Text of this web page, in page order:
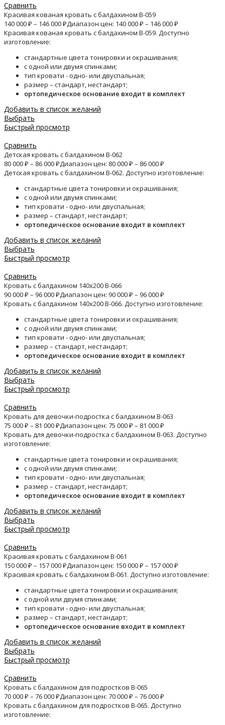
Сравнить
Красивая кованая кровать с балдахином B-059
140 000₽ – 146 000₽Диапазон цен: 140 000 ₽ – 146 000 ₽
Красивая кованая кровать с балдахином B-059. Доступно
изготовление:
стандартные цвета тонировки и окрашивания;
с одной или двумя спинками;
тип кровати - одно- или двуспальная;
размер – стандарт, нестандарт;
ортопедическое основание входит в комплект
Добавить в список желаний
Выбрать
Быстрый просмотр
Сравнить
Детская кровать с балдахином B-062
80 000₽ – 86 000₽Диапазон цен: 80 000 ₽ – 86 000 ₽
Детская кровать с балдахином B-062. Доступно изготовление:
стандартные цвета тонировки и окрашивания;
с одной или двумя спинками;
тип кровати - одно- или двуспальная;
размер – стандарт, нестандарт;
ортопедическое основание входит в комплект
Добавить в список желаний
Выбрать
Быстрый просмотр
Сравнить
Кровать с балдахином 140х200 B-066
90 000₽ – 96 000₽Диапазон цен: 90 000 ₽ – 96 000 ₽
Кровать с балдахином 140х200 B-066. Доступно изготовление:
стандартные цвета тонировки и окрашивания;
с одной или двумя спинками;
тип кровати - одно- или двуспальная;
размер – стандарт, нестандарт;
ортопедическое основание входит в комплект
Добавить в список желаний
Выбрать
Быстрый просмотр
Сравнить
Кровать для девочки-подростка с балдахином B-063
75 000₽ – 81 000₽Диапазон цен: 75 000 ₽ – 81 000 ₽
Кровать для девочки-подростка с балдахином B-063. Доступно
изготовление:
стандартные цвета тонировки и окрашивания;
с одной или двумя спинками;
тип кровати - одно- или двуспальная;
размер – стандарт, нестандарт;
ортопедическое основание входит в комплект
Добавить в список желаний
Выбрать
Быстрый просмотр
Сравнить
Красивая кровать с балдахином B-061
150 000₽ – 157 000₽Диапазон цен: 150 000 ₽ – 157 000 ₽
Красивая кровать с балдахином B-061. Доступно изготовление:
стандартные цвета тонировки и окрашивания;
с одной или двумя спинками;
тип кровати - одно- или двуспальная;
размер – стандарт, нестандарт;
ортопедическое основание входит в комплект
Добавить в список желаний
Выбрать
Быстрый просмотр
Сравнить
Кровать с балдахином для подростков B-065
70 000₽ – 76 000₽Диапазон цен: 70 000 ₽ – 76 000 ₽
Кровать с балдахином для подростков B-065. Доступно
изготовление: